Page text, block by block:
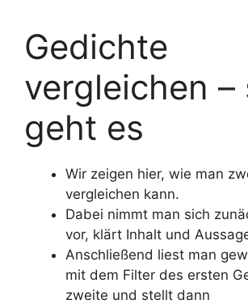
Gedichte
vergleichen –
geht es
Wir zeigen hier, wie man
vergleichen kann.
Dabei nimmt man sich
vor, klärt Inhalt und
Anschließend liest man
mit dem Filter des ersten
zweite und stellt dann